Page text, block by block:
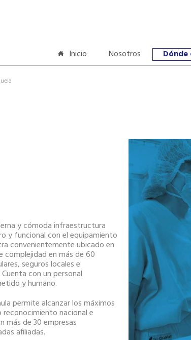
Inicio Nosotros Dónde
y cómoda infraestructura
y funcional con el equipamiento
convenientemente ubicado en
complejidad en más de 60
seguros locales e
con un personal
y humano.
permite alcanzar los máximos
nacional e
más de 30 empresas
afiliadas.